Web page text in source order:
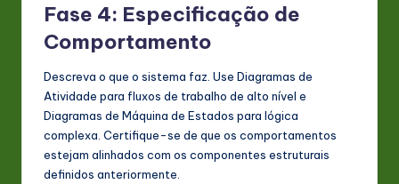
Fase 4: Especificação de
Comportamento
Descreva o que o sistema faz. Use Diagramas de
Atividade para fluxos de trabalho de alto nível e
Diagramas de Máquina de Estados para lógica
complexa. Certifique-se de que os comportamentos
estejam alinhados com os componentes estruturais
definidos anteriormente.